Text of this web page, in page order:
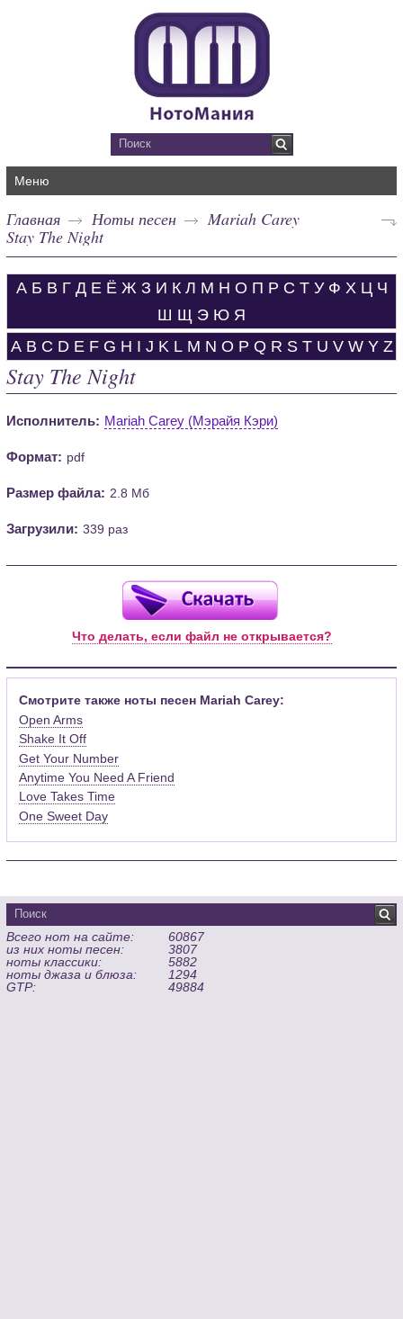
Меню
Главная Ноты песен
Mariah Carey
Stay The Night
А Б В Г Д Е Ё Ж З И К Л М Н О П Р С Т У Ф Х Ц Ч
Ш Щ Э Ю Я
A B C D E F G H I J K L M N O P Q R S T U V W Y Z
Stay The Night
Исполнитель: Mariah Carey (Мэрайя Кэри)
Формат: pdf
Размер файла: 2.8 Мб
Загрузили: 339 раз
Что делать, если файл не открывается?
Смотрите также ноты песен Mariah Carey:
Open Arms
Shake It Off
Get Your Number
Anytime You Need A Friend
Love Takes Time
One Sweet Day
Всего нот на сайте:
60867
из них ноты песен:
3807
ноты классики:
5882
ноты джаза и блюза:
1294
GTP:
49884